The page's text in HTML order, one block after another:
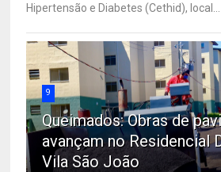
Hipertensão e Diabetes (Cethid), local...
9
Queimados: Obras de
avançam no Residencial
Vila São João